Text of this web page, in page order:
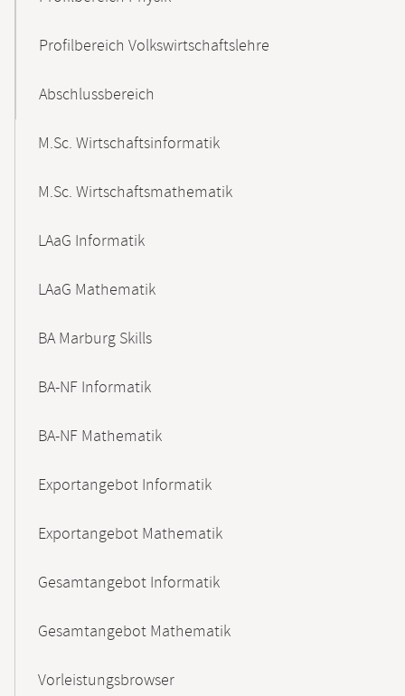
Profilbereich Volkswirtschaftslehre
Abschlussbereich
M.Sc. Wirtschaftsinformatik
M.Sc. Wirtschaftsmathematik
LAaG Informatik
LAaG Mathematik
BA Marburg Skills
BA-NF Informatik
BA-NF Mathematik
Exportangebot Informatik
Exportangebot Mathematik
Gesamtangebot Informatik
Gesamtangebot Mathematik
Vorleistungsbrowser